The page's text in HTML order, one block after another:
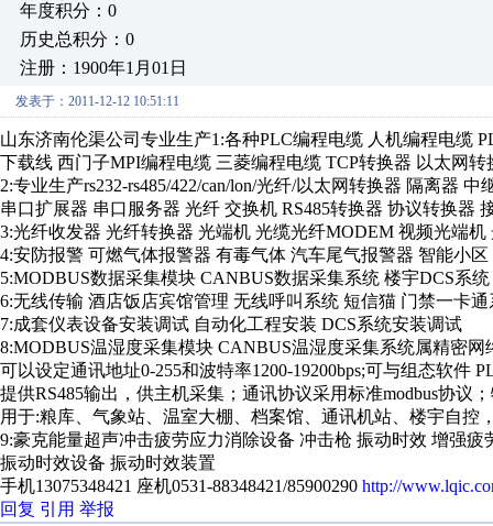
年度积分：0
历史总积分：0
注册：1900年1月01日
发表于：2011-12-12 10:51:11
山东济南伦渠公司专业生产1:各种PLC编程电缆 人机编程电缆
下载线 西门子MPI编程电缆 三菱编程电缆 TCP转换器 以太网转
2:专业生产rs232-rs485/422/can/lon/光纤/以太网转换器 隔离器 中
串口扩展器 串口服务器 光纤 交换机 RS485转换器 协议转换器
3:光纤收发器 光纤转换器 光端机 光缆光纤MODEM 视频光端机
4:安防报警 可燃气体报警器 有毒气体 汽车尾气报警器 智能小区
5:MODBUS数据采集模块 CANBUS数据采集系统 楼宇DCS系
6:无线传输 酒店饭店宾馆管理 无线呼叫系统 短信猫 门禁一卡通
7:成套仪表设备安装调试 自动化工程安装 DCS系统安装调试
8:MODBUS温湿度采集模块 CANBUS温湿度采集系统属精密网
可以设定通讯地址0-255和波特率1200-19200bps;可与组态软件
提供RS485输出，供主机采集；通讯协议采用标准modbus协议
用于:粮库、气象站、温室大棚、档案馆、通讯机站、楼宇自控
9:豪克能量超声冲击疲劳应力消除设备 冲击枪 振动时效 增强疲
振动时效设备 振动时效装置
手机13075348421 座机0531-88348421/85900290 http://
回复 引用 举报